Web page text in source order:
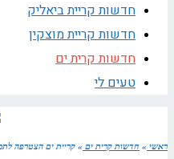
חדשות קריית ביאליק
חדשות קריית מוצקין
חדשות קרית ים
טעים לי
ראשי » חדשות קרית ים » קריית ים הצטרפה